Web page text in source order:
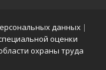
данных |
оценки
охраны труда